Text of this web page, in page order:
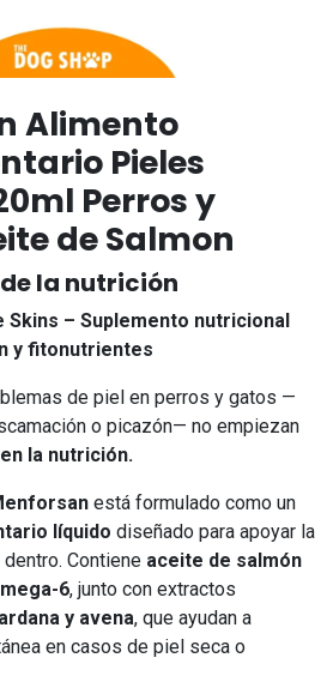
Alimento
Pieles
Perros y
de Salmon
la​ nutrición
– Suplemento nutricional
y fitonutrientes
de piel en perros y gatos —
o picazón— no empiezan
la nutrición.
está formulado como un
líquido diseñado para apoyar la
Contiene aceite de salmón
6, junto con extractos
y avena, que ayudan a
en casos de piel seca o